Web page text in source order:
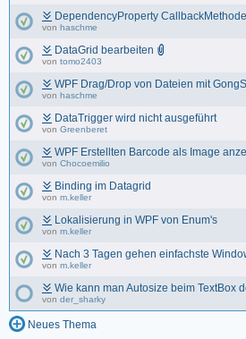
DependencyProperty
von haschme
DataGrid bearbeiten
von tomo2403
WPF Drag/Drop von Dateien mit
von haschme
DataTrigger wird nicht ausgeführt
von Greenberet
WPF Erstellten Barcode als Image
von Chocoemilio
Binding im Datagrid
von m.keller
Lokalisierung in WPF von Enum's
von m.keller
Nach 3 Tagen gehen einfachste
von m.keller
Wie kann man Autosize beim TextBox
von der_sharky
Neues Thema